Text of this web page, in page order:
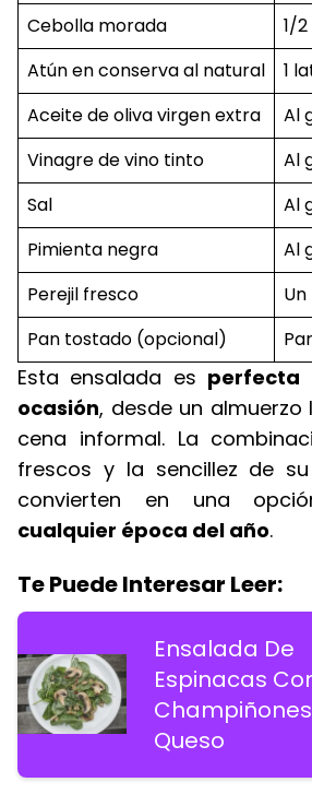
Cebolla morada
1/
Atún en conserva al natural
1
Aceite de oliva virgen extra
Al
Vinagre de vino tinto
Al
Sal
Al
Pimienta negra
Al
Perejil fresco
Pan tostado (opcional)
Esta ensalada es perfecta
ocasión, desde un
cena informal. La
frescos y la sencillez de
convierten en una
cualquier época del año.
Te Puede Interesar Leer:
Ensalada De
Espinacas
Queso